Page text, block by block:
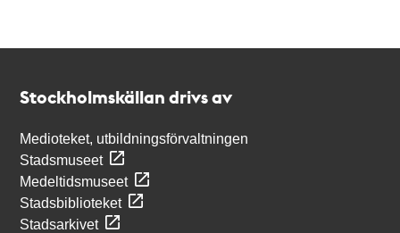
Stockholmskällan drivs av
Medioteket, utbildningsförvaltningen
Stadsmuseet
Medeltidsmuseet
Stadsbiblioteket
Stadsarkivet